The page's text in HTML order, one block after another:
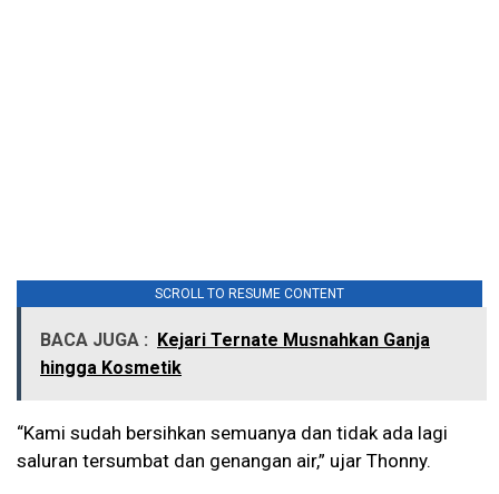
SCROLL TO RESUME CONTENT
BACA JUGA :
Kejari Ternate Musnahkan Ganja
hingga Kosmetik
“Kami sudah bersihkan semuanya dan tidak ada lagi
saluran tersumbat dan genangan air,” ujar Thonny.